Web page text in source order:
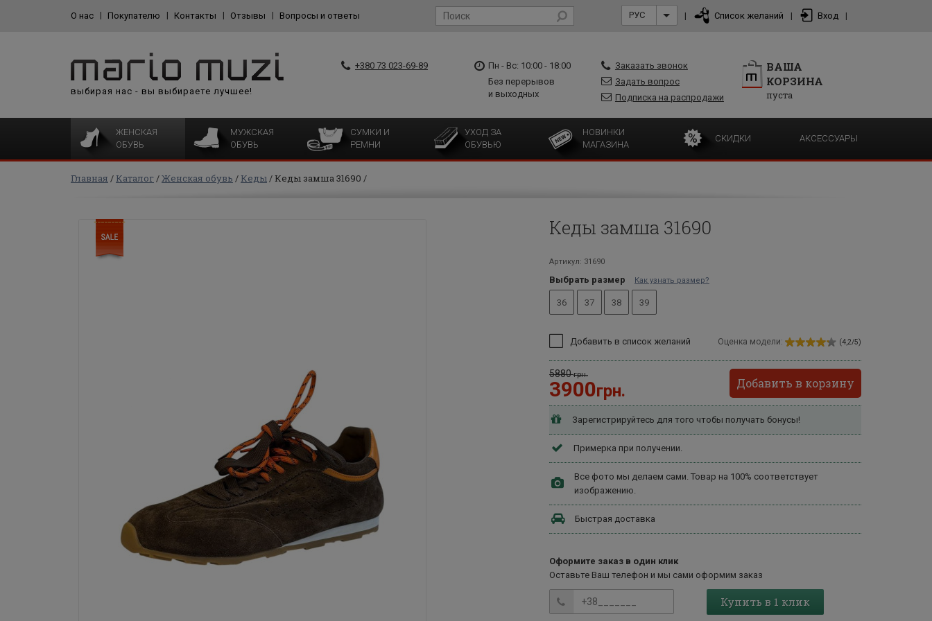
О нас Покупателю Контакты Отзывы Вопросы и ответы РУС | Список желаний | Вход |
выбирая нас - вы выбираете лучшее!
+380 73 023-69-89
Пн - Вс: 10:00 - 18:00
Без перерывов
и выходных
Заказать звонок
Задать вопрос
Подписка на распродажи
ВАША
КОРЗИНА
пуста
ЖЕНСКАЯ
ОБУВЬ
МУЖСКАЯ
ОБУВЬ
СУМКИ И
РЕМНИ
УХОД ЗА
ОБУВЬЮ
НОВИНКИ
МАГАЗИНА
СКИДКИ АКСЕССУАРЫ
Главная Каталог Женская обувь Кеды Кеды замша 31690
Кеды замша 31690
Артикул: 31690
Выбрать размер Как узнать размер?
36 37 38 39
Добавить в список желаний Оценка модели: (4,2/5)
5880грн.
3900грн. Добавить в корзину
Зарегистрируйтесь для того чтобы получать бонусы!
Примерка при получении.
Все фото мы делаем сами. Товар на 100% соответствует
изображению.
Быстрая доставка
Оформите заказ в один клик
Оставьте Ваш телефон и мы сами оформим заказ
Купить в 1 клик